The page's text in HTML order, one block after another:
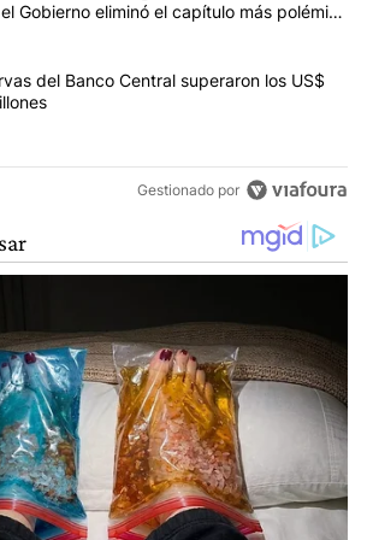
Gobierno eliminó el capítulo más polémico
con el título "Las reservas del Banco
del Banco Central superaron los US$
Gestionado por